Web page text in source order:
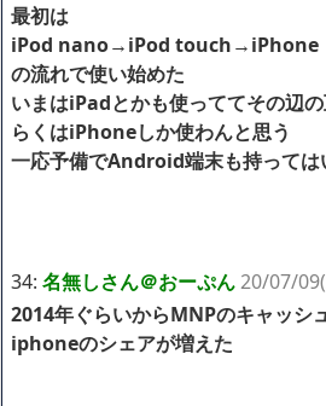
最初は
iPod nano→iPod touch→iPhone
の流れで使い始めた
いまはiPadとかも使っててその辺
らくはiPhoneしか使わんと思う
一応予備でAndroid端末も持っては
34: 名無しさん＠おーぷん20/07/
2014年ぐらいからMNPのキャッシ
iphoneのシェアが増えた